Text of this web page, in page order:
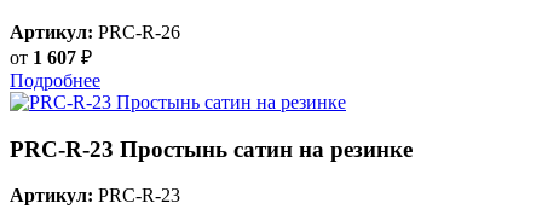
Артикул: PRC-R-26
от 1 607 ₽
Подробнее
PRC-R-23 Простынь сатин на резинке
Артикул: PRC-R-23